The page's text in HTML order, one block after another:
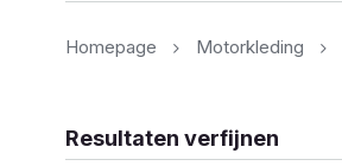
Homepage Motorkleding
Resultaten verfijnen